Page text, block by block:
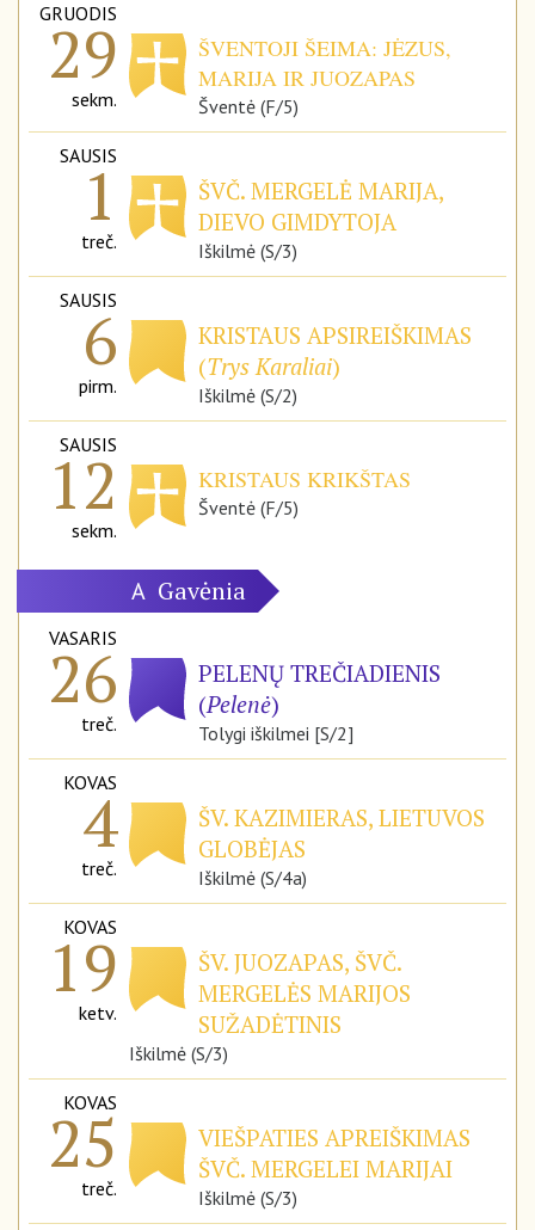
GRUODIS
29
sekm.
ŠVENTOJI ŠEIMA: JĖZUS,
MARIJA IR JUOZAPAS
Šventė (F/5)
SAUSIS
1
treč.
ŠVČ. MERGELĖ MARIJA,
DIEVO GIMDYTOJA
Iškilmė (S/3)
SAUSIS
6
pirm.
KRISTAUS APSIREIŠKIMAS
(Trys Karaliai)
Iškilmė (S/2)
SAUSIS
12
sekm.
KRISTAUS KRIKŠTAS
Šventė (F/5)
A Gavėnia
VASARIS
26
treč.
PELENŲ TREČIADIENIS
(Pelenė)
Tolygi iškilmei [S/2]
KOVAS
4
treč.
ŠV. KAZIMIERAS, LIETUVOS
GLOBĖJAS
Iškilmė (S/4a)
KOVAS
19
ketv.
ŠV. JUOZAPAS, ŠVČ.
MERGELĖS MARIJOS
SUŽADĖTINIS
Iškilmė (S/3)
KOVAS
25
treč.
VIEŠPATIES APREIŠKIMAS
ŠVČ. MERGELEI MARIJAI
Iškilmė (S/3)